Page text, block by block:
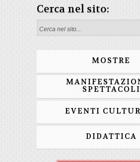
Cerca nel sito:
Form di ricerca
MOSTRE
SPETTACOLI
EVENTI
DIDATTICA